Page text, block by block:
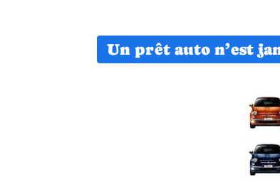
Un prêt auto n’est